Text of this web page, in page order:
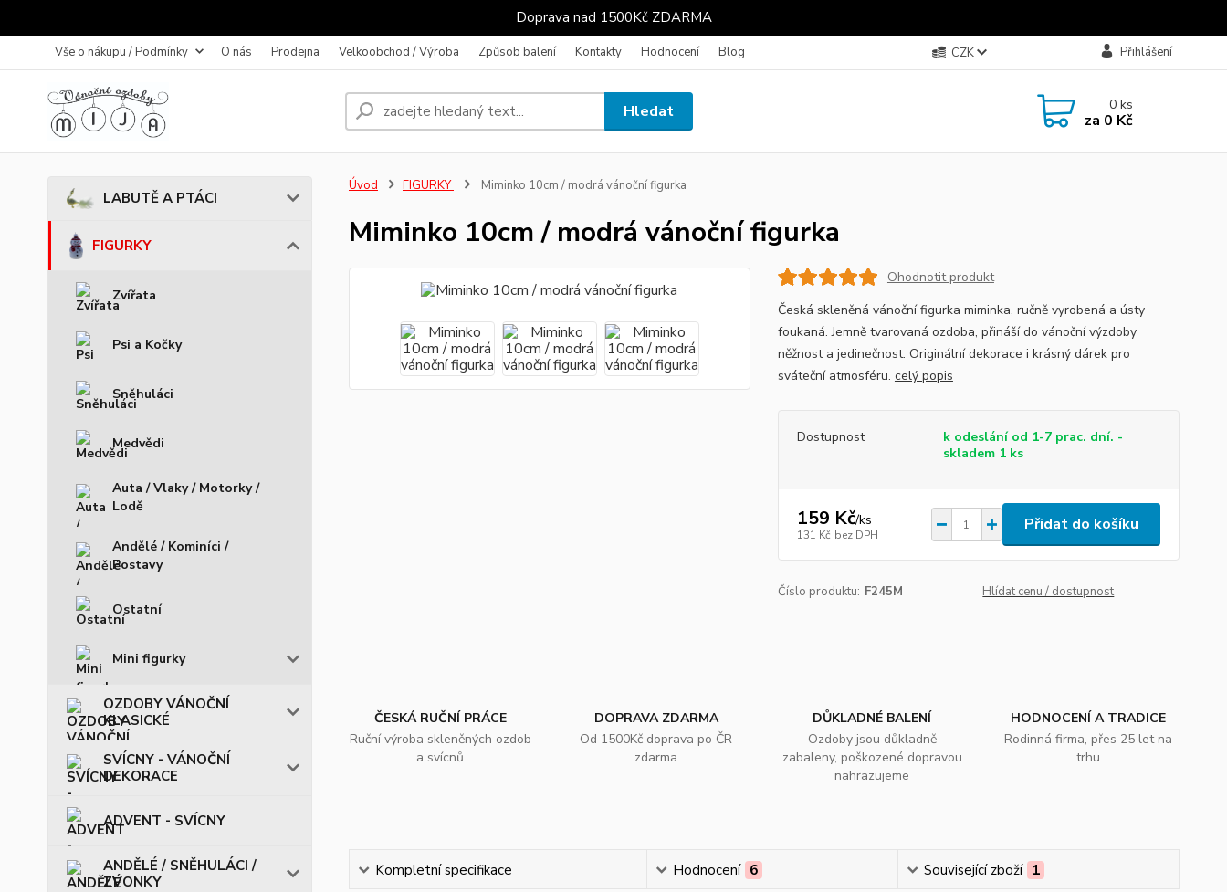
Doprava nad 1500Kč ZDARMA
Vše o nákupu / Podmínky O nás Prodejna Velkoobchod / Výroba Způsob balení Kontakty Hodnocení Blog CZK Přihlášení
Hledat 0ks
za 0 Kč
LABUTĚ A PTÁCI
FIGURKY
Zvířata
Psi a Kočky
Sněhuláci
Medvědi
Auta / Vlaky / Motorky /
Lodě
Andělé / Kominíci /
Postavy
Ostatní
Mini figurky
OZDOBY VÁNOČNÍ
KLASICKÉ
SVÍCNY - VÁNOČNÍ
DEKORACE
ADVENT - SVÍCNY
ANDĚLÉ / SNĚHULÁCI /
ZVONKY
Úvod FIGURKY Miminko 10cm / modrá vánoční figurka
Miminko 10cm / modrá vánoční figurka
Ohodnotit produkt
Česká skleněná vánoční figurka miminka, ručně vyrobená a ústy
foukaná. Jemně tvarovaná ozdoba, přináší do vánoční výzdoby
něžnost a jedinečnost. Originální dekorace i krásný dárek pro
sváteční atmosféru. celý popis
Dostupnost
k odeslání od 1-7 prac. dní. -
skladem 1 ks
159 Kč/ks
131 Kč bez DPH
Přidat do košíku
Číslo produktu: F245M Hlídat cenu / dostupnost
ČESKÁ RUČNÍ PRÁCE
Ruční výroba skleněných ozdob
a svícnů
DOPRAVA ZDARMA
Od 1500Kč doprava po ČR
zdarma
DŮKLADNÉ BALENÍ
Ozdoby jsou důkladně
zabaleny, poškozené dopravou
nahrazujeme
HODNOCENÍ A TRADICE
Rodinná firma, přes 25 let na
trhu
Kompletní specifikace Hodnocení 6 Související zboží 1